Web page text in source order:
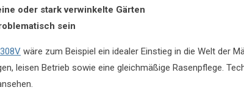
oder stark verwinkelte Gärten
sein
wäre zum Beispiel ein idealer Einstieg in die Welt der
leisen Betrieb sowie eine gleichmäßige Rasenpflege.